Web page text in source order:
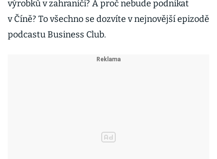
výrobků v zahraničí? A proč nebude podnikat
v Číně? To všechno se dozvíte v nejnovější epizodě
podcastu Business Club.